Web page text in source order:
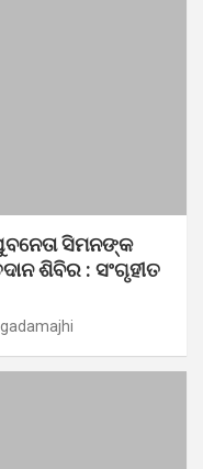
ସିମନଙ୍କ
ଶିବିର : ସଂଗୃହୀତ